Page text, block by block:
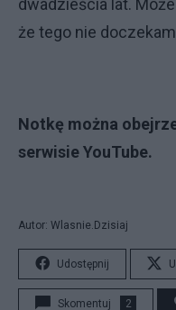
dwadzieścia lat.
że tego nie
Notkę można
serwisie YouTube.
Autor: Wlasnie.Dzisiaj
Udostępnij
Skomentuj 2